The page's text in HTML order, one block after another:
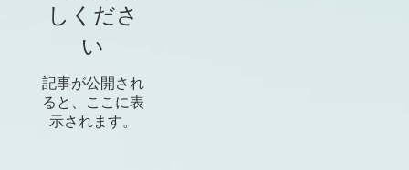
しくださ
い
記事が公開され
ると、ここに表
示されます。